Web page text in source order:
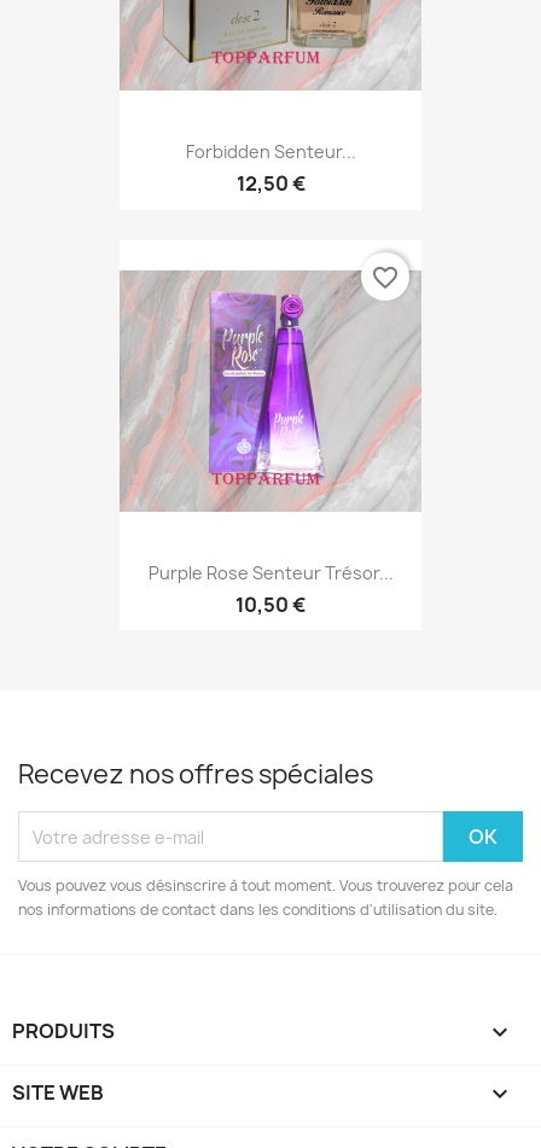
Forbidden Senteur...
12,50 €
Purple Rose Senteur Trésor...
10,50 €
favorite_border
Recevez nos offres spéciales
Vous pouvez vous désinscrire à tout moment. Vous trouverez pour cela
nos informations de contact dans les conditions d'utilisation du site.
PRODUITS 
SITE WEB 